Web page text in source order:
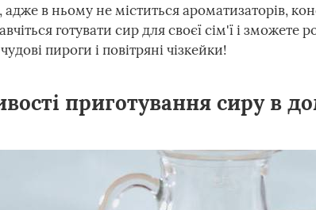
в ньому не міститься ароматизаторів,
готувати сир для своєї сім'ї і зможете
пироги і повітряні чізкейки!
приготування сиру в